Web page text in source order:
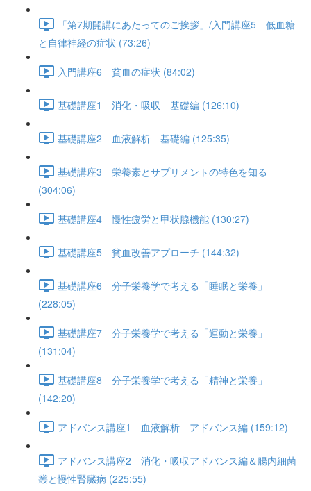
「第7期開講にあたってのご挨拶」/入門講座5 低血糖
と自律神経の症状 (73:26)
入門講座6 貧血の症状 (84:02)
基礎講座1 消化・吸収 基礎編 (126:10)
基礎講座2 血液解析 基礎編 (125:35)
基礎講座3 栄養素とサプリメントの特色を知る
(304:06)
基礎講座4 慢性疲労と甲状腺機能 (130:27)
基礎講座5 貧血改善アプローチ (144:32)
基礎講座6 分子栄養学で考える「睡眠と栄養」
(228:05)
基礎講座7 分子栄養学で考える「運動と栄養」
(131:04)
基礎講座8 分子栄養学で考える「精神と栄養」
(142:20)
アドバンス講座1 血液解析 アドバンス編 (159:12)
アドバンス講座2 消化・吸収アドバンス編＆腸内細菌
叢と慢性腎臓病 (225:55)